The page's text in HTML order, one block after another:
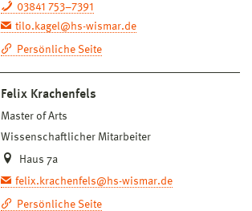
03841 753–7391
tilo.kagel@hs-wismar.de
Persönliche Seite
Felix Krachenfels
Master of Arts
Wissenschaftlicher Mitarbeiter
Haus 7a
felix.krachenfels@hs-wismar.de
Persönliche Seite